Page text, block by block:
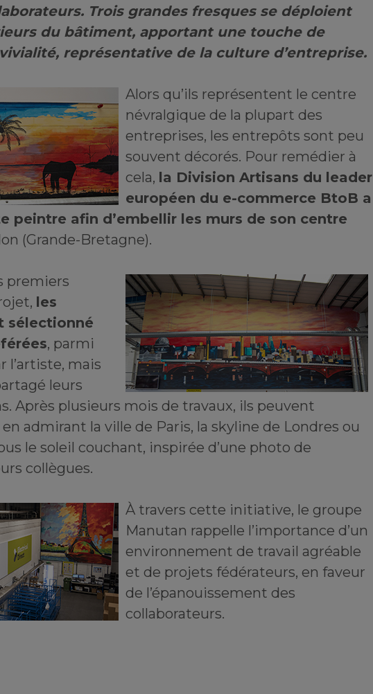
Trois grandes fresques se déploient
du bâtiment, apportant une touche de
représentative de la culture d’entreprise.
Alors qu’ils représentent le centre
névralgique de la plupart des
entreprises, les entrepôts sont peu
souvent décorés. Pour remédier à
cela, la Division Artisans du leader
européen du e-commerce BtoB a
peintre afin d’embellir les murs de son centre
(Grande-Bretagne).
premiers
les
sélectionné
, parmi
l’artiste, mais
leurs
Après plusieurs mois de travaux, ils peuvent
en admirant la ville de Paris, la skyline de Londres ou
le soleil couchant, inspirée d’une photo de
collègues.
À travers cette initiative, le groupe
Manutan rappelle l’importance d’un
environnement de travail agréable
et de projets fédérateurs, en faveur
de l’épanouissement des
collaborateurs.